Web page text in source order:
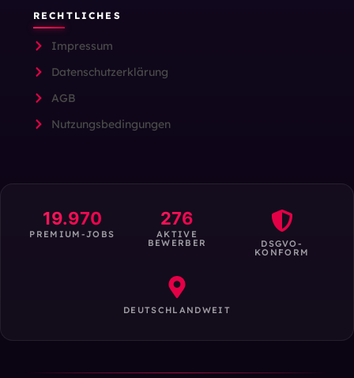
RECHTLICHES
Impressum
Datenschutzerklärung
AGB
Nutzungsbedingungen
19.970
PREMIUM-JOBS
276
AKTIVE
BEWERBER DSGVO-
KONFORM
DEUTSCHLANDWEIT